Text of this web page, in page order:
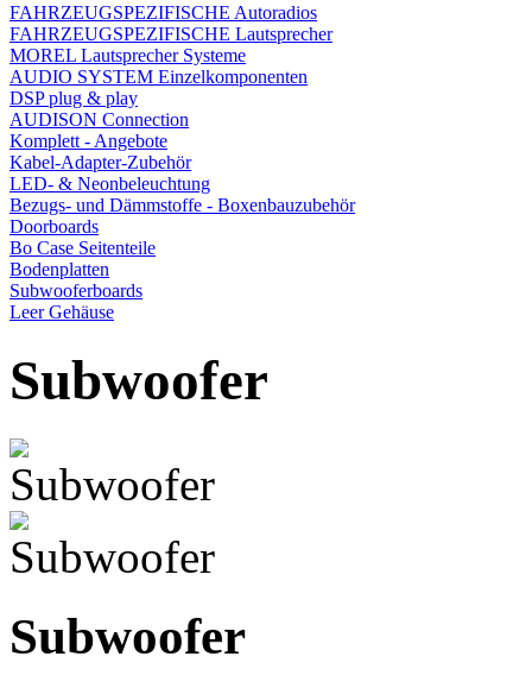
FAHRZEUGSPEZIFISCHE Autoradios
FAHRZEUGSPEZIFISCHE Lautsprecher
MOREL Lautsprecher Systeme
AUDIO SYSTEM Einzelkomponenten
DSP plug & play
AUDISON Connection
Komplett - Angebote
Kabel-Adapter-Zubehör
LED- & Neonbeleuchtung
Bezugs- und Dämmstoffe - Boxenbauzubehör
Doorboards
Bo Case Seitenteile
Bodenplatten
Subwooferboards
Leer Gehäuse
Subwoofer
Subwoofer